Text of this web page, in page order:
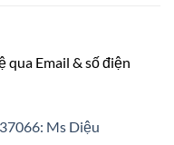
qua Email & số điện
Ms Diệu